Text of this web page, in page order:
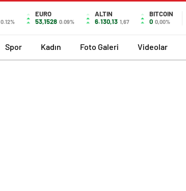
0.12%
EURO
53,1528 0.09%
ALTIN
6.130,13 1,67
BITCOIN
0 0,00%
Spor Kadın Foto Galeri Videolar